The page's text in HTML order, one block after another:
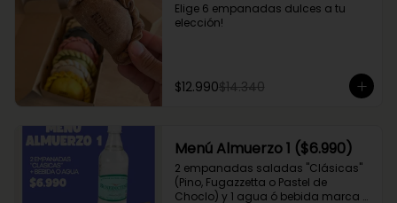
Elige 6 empanadas dulces a tu
elección!
$12.990$14.340
Menú Almuerzo 1 ($6.990)
2 empanadas saladas "Clásicas"
(Pino, Fugazzetta o Pastel de
Choclo) y 1 agua ó bebida marca